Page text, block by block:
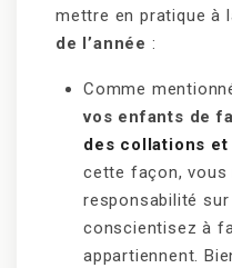
mettre en pratique à
de l’année :
Comme
vos enfants de
des collations et
cette façon, vous
responsabilité
conscientisez à
appartiennent.